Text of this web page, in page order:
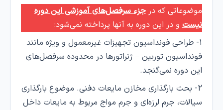
موضوعاتی که درجزء سرفصل‌های آموزشی این دوره
نیستو در این دوره به آنها پرداخته نمی‌شود:
۱- طراحی فونداسیون تجهیزات غیرمعمول و ویژه مانند
فونداسیون توربین – ژنراتورها در محدوده سرفصل‌های
این دوره نمی‌گنجد.
۲- بحث بارگذاری مخازن مایعات دفنی. موضوع بارگذاری
سیالات، جرم لرزه‌ای و جرم مواج مربوط به مایعات داخل